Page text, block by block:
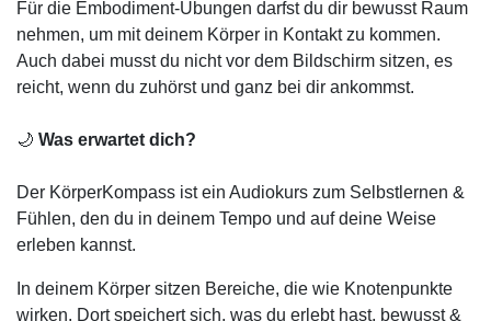
Für die Embodiment-Übungen darfst du dir bewusst Raum
nehmen, um mit deinem Körper in Kontakt zu kommen.
Auch dabei musst du nicht vor dem Bildschirm sitzen, es
reicht, wenn du zuhörst und ganz bei dir ankommst.
🌙 Was erwartet dich?
Der KörperKompass ist ein Audiokurs zum Selbstlernen &
Fühlen, den du in deinem Tempo und auf deine Weise
erleben kannst.
In deinem Körper sitzen Bereiche, die wie Knotenpunkte
wirken. Dort speichert sich, was du erlebt hast, bewusst &